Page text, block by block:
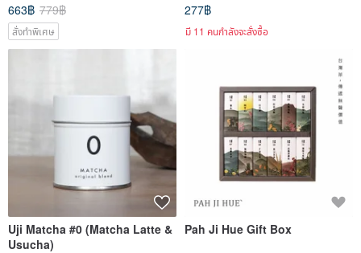
663฿ 779฿
สั่งทำพิเศษ
277฿
มี 11 คนกำลังจะสั่งซื้อ
Uji Matcha #0 (Matcha Latte &
Usucha)
Pah Ji Hue Gift Box